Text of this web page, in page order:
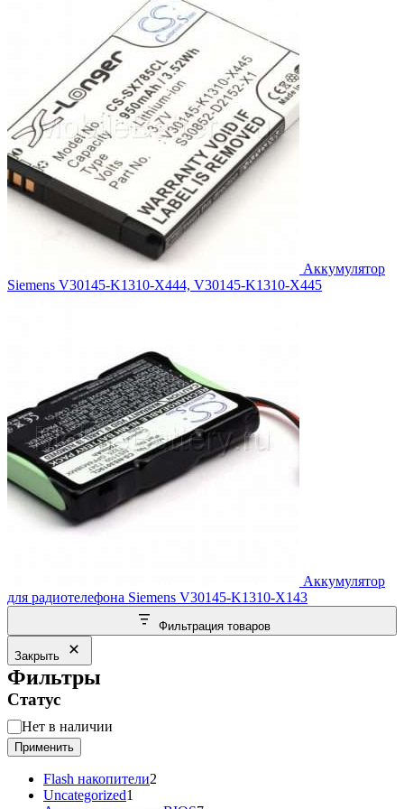
2,388.00₽.
Аккумулятор
Siemens V30145-K1310-X444, V30145-K1310-X445
Аккумулятор
для радиотелефона Siemens V30145-K1310-X143
Фильтрация товаров
Закрыть
Фильтры
Статус
Статус
Нет в наличии
Применить
Flash накопители2
Uncategorized1